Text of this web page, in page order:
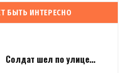
БЫТЬ ИНТЕРЕСНО
Солдат шел по улице…